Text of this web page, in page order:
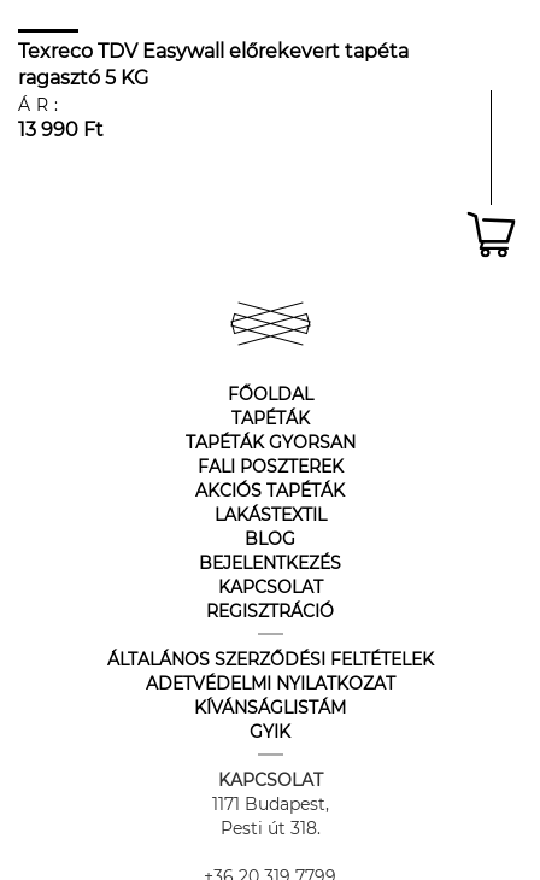
Texreco TDV Easywall előrekevert tapéta
ragasztó 5 KG
ÁR:
13 990 Ft
FŐOLDAL
TAPÉTÁK
TAPÉTÁK GYORSAN
FALI POSZTEREK
AKCIÓS TAPÉTÁK
LAKÁSTEXTIL
BLOG
BEJELENTKEZÉS
KAPCSOLAT
REGISZTRÁCIÓ
ÁLTALÁNOS SZERZŐDÉSI FELTÉTELEK
ADETVÉDELMI NYILATKOZAT
KÍVÁNSÁGLISTÁM
GYIK
KAPCSOLAT
1171 Budapest,
Pesti út 318.